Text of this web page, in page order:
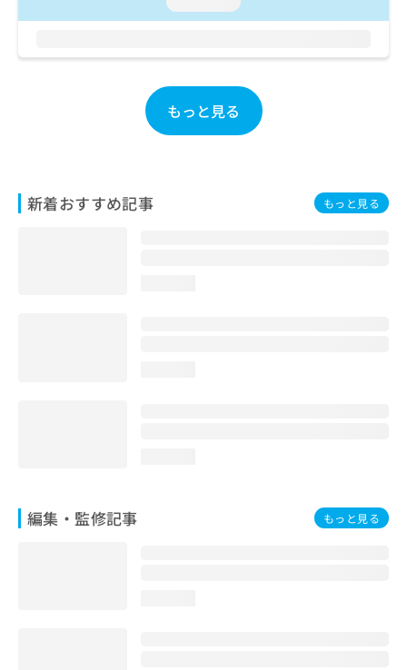
もっと見る
新着おすすめ記事 もっと見る
編集・監修記事 もっと見る